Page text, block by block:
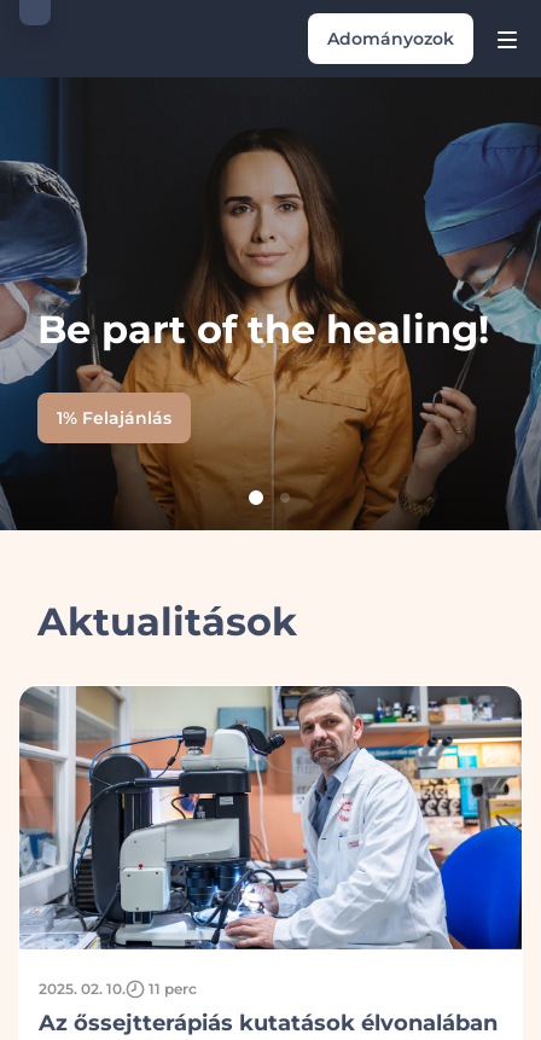
Adományozok
Be part of the healing!
1% Felajánlás
Aktualitások
2025. 02. 10. 11 perc
Az őssejtterápiás kutatások élvonalában